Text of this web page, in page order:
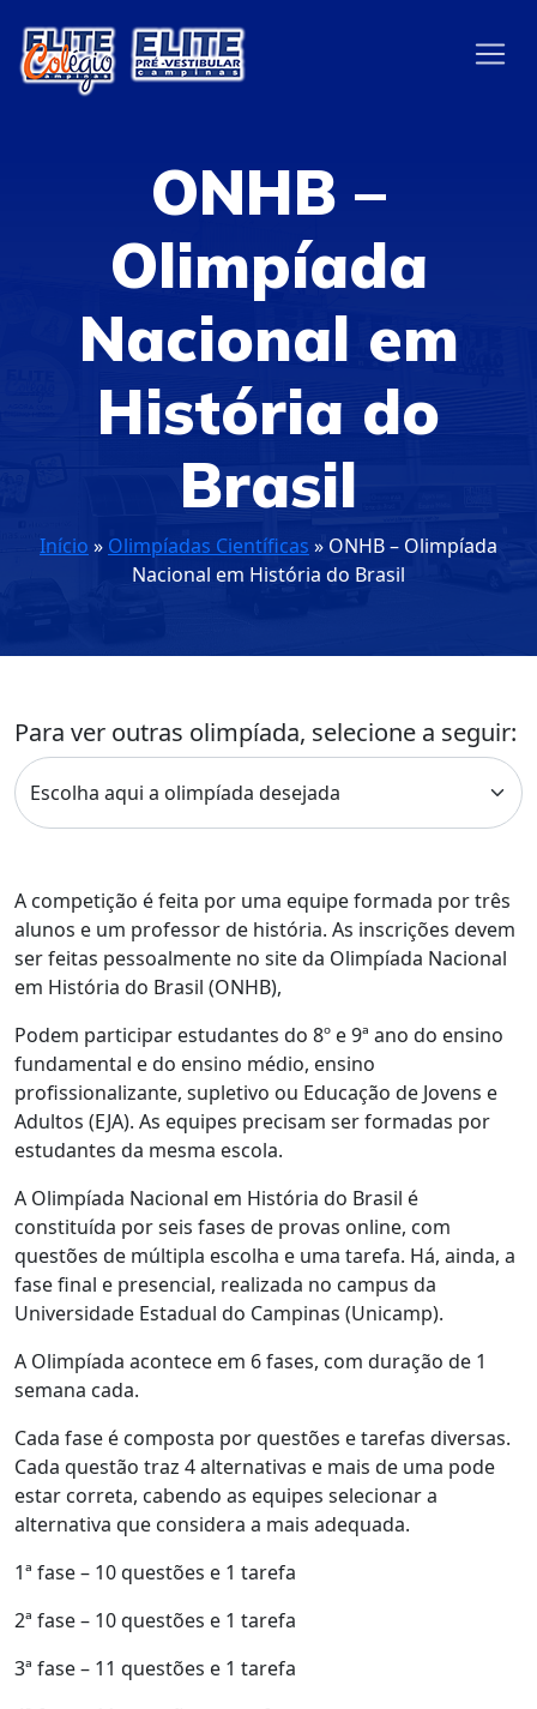
ONHB –
Olimpíada
Nacional em
História do
Brasil
Início » Olimpíadas Científicas » ONHB – Olimpíada
Nacional em História do Brasil
Para ver outras olimpíada, selecione a seguir:
A competição é feita por uma equipe formada por três
alunos e um professor de história. As inscrições devem
ser feitas pessoalmente no site da Olimpíada Nacional
em História do Brasil (ONHB),
Podem participar estudantes do 8º e 9ª ano do ensino
fundamental e do ensino médio, ensino
profissionalizante, supletivo ou Educação de Jovens e
Adultos (EJA). As equipes precisam ser formadas por
estudantes da mesma escola.
A Olimpíada Nacional em História do Brasil é
constituída por seis fases de provas online, com
questões de múltipla escolha e uma tarefa. Há, ainda, a
fase final e presencial, realizada no campus da
Universidade Estadual do Campinas (Unicamp).
A Olimpíada acontece em 6 fases, com duração de 1
semana cada.
Cada fase é composta por questões e tarefas diversas.
Cada questão traz 4 alternativas e mais de uma pode
estar correta, cabendo as equipes selecionar a
alternativa que considera a mais adequada.
1ª fase – 10 questões e 1 tarefa
2ª fase – 10 questões e 1 tarefa
3ª fase – 11 questões e 1 tarefa